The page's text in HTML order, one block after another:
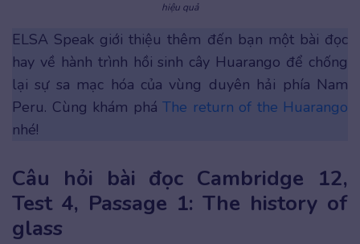
hiệu quả
ELSA Speak giới thiệu thêm đến bạn một bài đọc
hay về hành trình hồi sinh cây Huarango để chống
lại sự sa mạc hóa của vùng duyên hải phía Nam
Peru. Cùng khám phá The return of the Huarango
nhé!
Câu hỏi bài đọc Cambridge 12,
Test 4, Passage 1: The history of
glass